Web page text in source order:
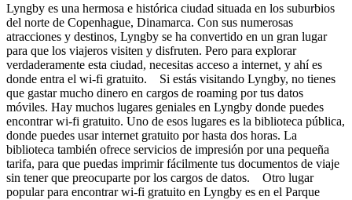
Lyngby es una hermosa e histórica ciudad situada en los suburbios
del norte de Copenhague, Dinamarca. Con sus numerosas
atracciones y destinos, Lyngby se ha convertido en un gran lugar
para que los viajeros visiten y disfruten. Pero para explorar
verdaderamente esta ciudad, necesitas acceso a internet, y ahí es
donde entra el wi-fi gratuito. Si estás visitando Lyngby, no tienes
que gastar mucho dinero en cargos de roaming por tus datos
móviles. Hay muchos lugares geniales en Lyngby donde puedes
encontrar wi-fi gratuito. Uno de esos lugares es la biblioteca pública,
donde puedes usar internet gratuito por hasta dos horas. La
biblioteca también ofrece servicios de impresión por una pequeña
tarifa, para que puedas imprimir fácilmente tus documentos de viaje
sin tener que preocuparte por los cargos de datos. Otro lugar
popular para encontrar wi-fi gratuito en Lyngby es en el Parque